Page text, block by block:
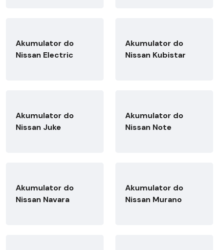
Akumulator do
Nissan Electric
Akumulator do
Nissan Kubistar
Akumulator do
Nissan Juke
Akumulator do
Nissan Note
Akumulator do
Nissan Navara
Akumulator do
Nissan Murano